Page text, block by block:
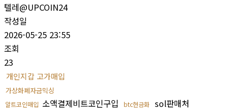
텔레@UPCOIN24
작성일
2026-05-25 23:55
조회
23
개인지갑 고가매입
가상화폐자금믹싱
알트코인매입 소액결제비트코인구입 btc현금화 sol판매처